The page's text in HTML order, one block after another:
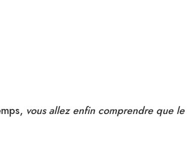
vous allez enfin comprendre que le